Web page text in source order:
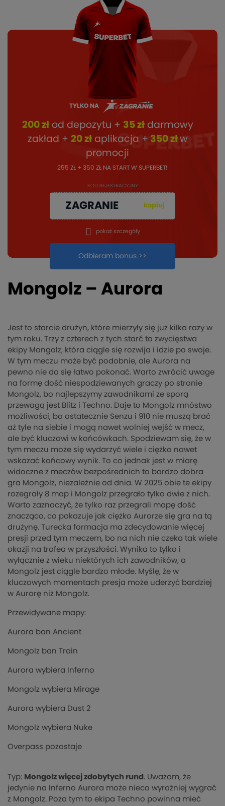
TYLKO NA
200 złod depozytu + 35 złdarmowy
zakład + 20 złaplikacja + 350 zł w
promocji
255 ZŁ + 350 ZŁ NA START W SUPERBET!
KOD REJESTRACYJNY
ZAGRANIE kopiuj
Odbieram bonus >>
pokaż szczegóły
Mongolz – Aurora
Jest to starcie drużyn, które mierzyły się już kilka razy w
tym roku. Trzy z czterech z tych starć to zwycięstwa
ekipy Mongolz, która ciągle się rozwija i idzie po swoje.
W tym meczu może być podobnie, ale Aurora na
pewno nie da się łatwo pokonać. Warto zwrócić uwage
na formę dość niespodziewanych graczy po stronie
Mongolz, bo najlepszymy zawodnikami ze sporą
przewagą jest Blitz i Techno. Daje to Mongolz mnóstwo
możliwości, bo ostatecznie Senzu i 910 nie muszą brać
aż tyle na siebie i mogą nawet wolniej wejść w mecz,
ale być kluczowi w końcówkach. Spodziewam się, że w
tym meczu może się wydarzyć wiele i ciężko nawet
wskazać końcowy wynik. To co jednak jest w miarę
widoczne z meczów bezpośrednich to bardzo dobra
gra Mongolz, niezależnie od dnia. W 2025 obie te ekipy
rozegrały 8 map i Mongolz przegrało tylko dwie z nich.
Warto zaznaczyć, że tylko raz przegrali mapę dość
znacząco, co pokazuje jak ciężko Aurorze się gra na tą
drużynę. Turecka formacja ma zdecydowanie więcej
presji przed tym meczem, bo na nich nie czeka tak wiele
okazji na trofea w przyszłości. Wynika to tylko i
wyłącznie z wieku niektórych ich zawodników, a
Mongolz jest ciągle bardzo młode. Myślę, że w
kluczowych momentach presja może uderzyć bardziej
w Aurorę niż Mongolz.
Przewidywane mapy:
Aurora ban Ancient
Mongolz ban Train
Aurora wybiera Inferno
Mongolz wybiera Mirage
Aurora wybiera Dust 2
Mongolz wybiera Nuke
Overpass pozostaje
Typ: Mongolz więcej zdobytych rund . Uważam, że
jedynie na Inferno Aurora może nieco wyraźniej wygrać
z Mongolz. Poza tym to ekipa Techno powinna mieć